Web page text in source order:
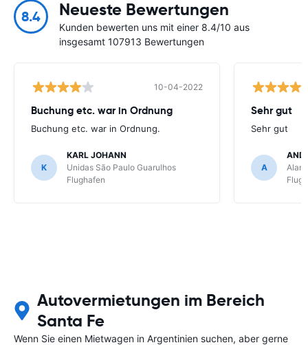
8.4 Neueste Bewertungen
Kunden bewerten uns mit einer 8.4/10 aus
insgesamt 107913 Bewertungen
10-04-2022
Buchung etc. war in Ordnung
Buchung etc. war in Ordnung.
K
KARL JOHANN
Unidas São Paulo Guarulhos
Flughafen
Sehr gut
Sehr gut
A
Autovermietungen im Bereich
Santa Fe
Wenn Sie einen Mietwagen in Argentinien suchen, aber gerne